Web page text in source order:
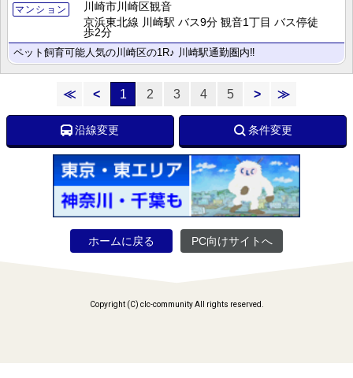
マンション
川崎市川崎区観音
京浜東北線 川崎駅 バス9分 観音1丁目 バス停徒
歩2分
ペット飼育可能人気の川崎区の1R♪ 川崎駅通勤圏内‼
≪ < 1 2 3 4 5 > ≫
沿線変更 条件変更
ホームに戻る PC向けサイトへ
Copyright (C) clc-community All rights reserved.